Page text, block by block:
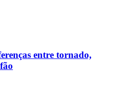
entre tornado,